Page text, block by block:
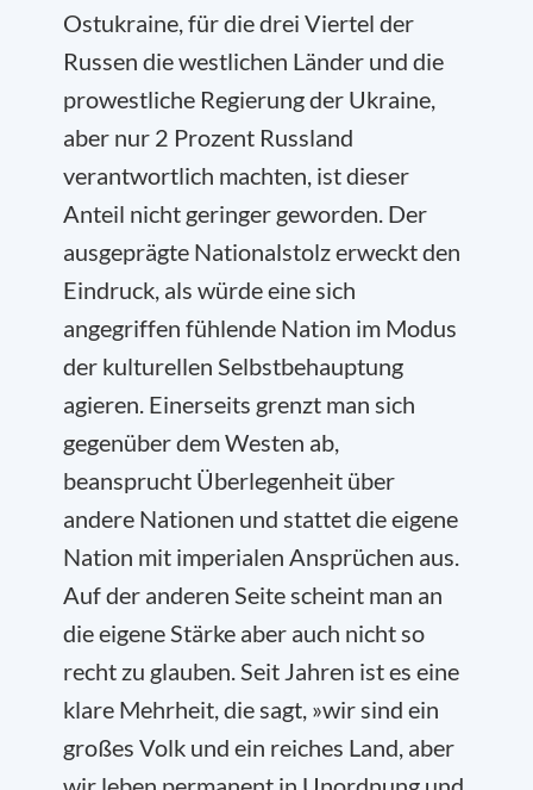
Ostukraine, für die drei Viertel der
Russen die westlichen Länder und die
prowestliche Regierung der Ukraine,
aber nur 2 Prozent Russland
verantwortlich machten, ist dieser
Anteil nicht geringer geworden. Der
ausgeprägte Nationalstolz erweckt den
Eindruck, als würde eine sich
angegriffen fühlende Nation im Modus
der kulturellen Selbstbehauptung
agieren. Einerseits grenzt man sich
gegenüber dem Westen ab,
beansprucht Überlegenheit über
andere Nationen und stattet die eigene
Nation mit imperialen Ansprüchen aus.
Auf der anderen Seite scheint man an
die eigene Stärke aber auch nicht so
recht zu glauben. Seit Jahren ist es eine
klare Mehrheit, die sagt, »wir sind ein
großes Volk und ein reiches Land, aber